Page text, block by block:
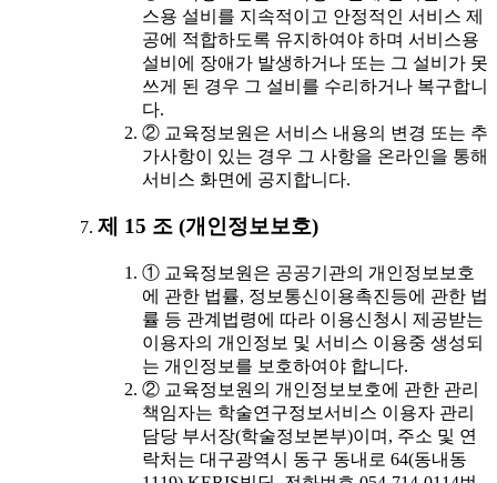
스용 설비를 지속적이고 안정적인 서비스 제
공에 적합하도록 유지하여야 하며 서비스용
설비에 장애가 발생하거나 또는 그 설비가 못
쓰게 된 경우 그 설비를 수리하거나 복구합니
다.
② 교육정보원은 서비스 내용의 변경 또는 추
가사항이 있는 경우 그 사항을 온라인을 통해
서비스 화면에 공지합니다.
제 15 조 (개인정보보호)
① 교육정보원은 공공기관의 개인정보보호
에 관한 법률, 정보통신이용촉진등에 관한 법
률 등 관계법령에 따라 이용신청시 제공받는
이용자의 개인정보 및 서비스 이용중 생성되
는 개인정보를 보호하여야 합니다.
② 교육정보원의 개인정보보호에 관한 관리
책임자는 학술연구정보서비스 이용자 관리
담당 부서장(학술정보본부)이며, 주소 및 연
락처는 대구광역시 동구 동내로 64(동내동